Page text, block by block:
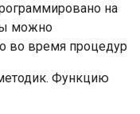
на
можно
во время процедур
Функцию